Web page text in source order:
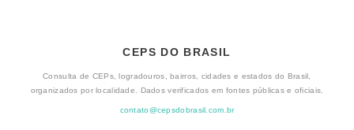
CEPS DO BRASIL
Consulta de CEPs, logradouros, bairros, cidades e estados do Brasil,
organizados por localidade. Dados verificados em fontes públicas e oficiais.
contato@cepsdobrasil.com.br